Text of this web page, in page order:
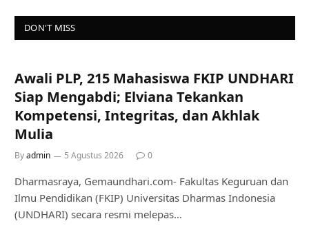
DON'T MISS
Awali PLP, 215 Mahasiswa FKIP UNDHARI
Siap Mengabdi; Elviana Tekankan
Kompetensi, Integritas, dan Akhlak
Mulia
Byadmin 5 Agustus 2026 0
Dharmasraya, Gemaundhari.com- Fakultas Keguruan dan
Ilmu Pendidikan (FKIP) Universitas Dharmas Indonesia
(UNDHARI) secara resmi melepas…